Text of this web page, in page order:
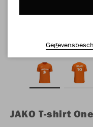
JAKO T-shirt One